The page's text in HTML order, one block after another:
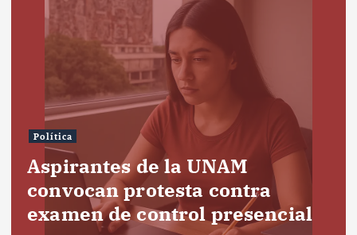
Política
Aspirantes de la UNAM
convocan protesta contra
examen de control presencial